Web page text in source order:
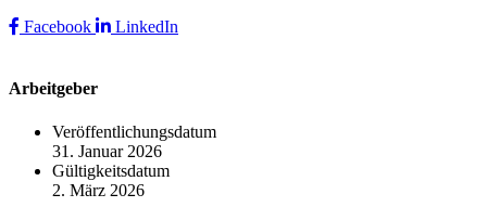
Facebook
LinkedIn
Arbeitgeber
Veröffentlichungsdatum
31. Januar 2026
Gültigkeitsdatum
2. März 2026